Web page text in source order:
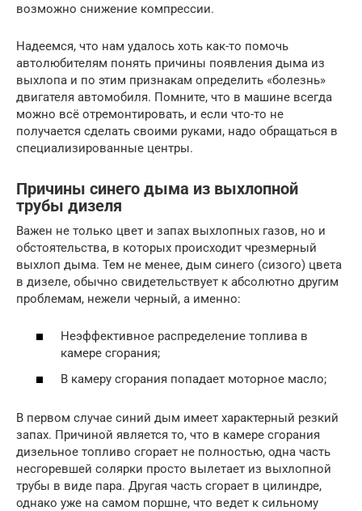
возможно снижение компрессии.
Надеемся, что нам удалось хоть как-то помочь
автолюбителям понять причины появления дыма из
выхлопа и по этим признакам определить «болезнь»
двигателя автомобиля. Помните, что в машине всегда
можно всё отремонтировать, и если что-то не
получается сделать своими руками, надо обращаться в
специализированные центры.
Причины синего дыма из выхлопной
трубы дизеля
Важен не только цвет и запах выхлопных газов, но и
обстоятельства, в которых происходит чрезмерный
выхлоп дыма. Тем не менее, дым синего (сизого) цвета
в дизеле, обычно свидетельствует к абсолютно другим
проблемам, нежели черный, а именно:
Неэффективное распределение топлива в
камере сгорания;
В камеру сгорания попадает моторное масло;
В первом случае синий дым имеет характерный резкий
запах. Причиной является то, что в камере сгорания
дизельное топливо сгорает не полностью, одна часть
несгоревшей солярки просто вылетает из выхлопной
трубы в виде пара. Другая часть сгорает в цилиндре,
однако уже на самом поршне, что ведет к сильному